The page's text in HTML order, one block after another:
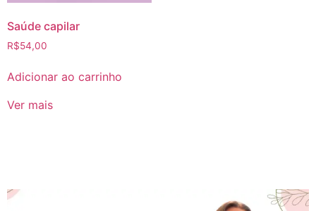
Saúde capilar
R$54,00
Adicionar ao carrinho
Ver mais